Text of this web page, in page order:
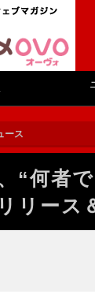
ース
“何者
リース